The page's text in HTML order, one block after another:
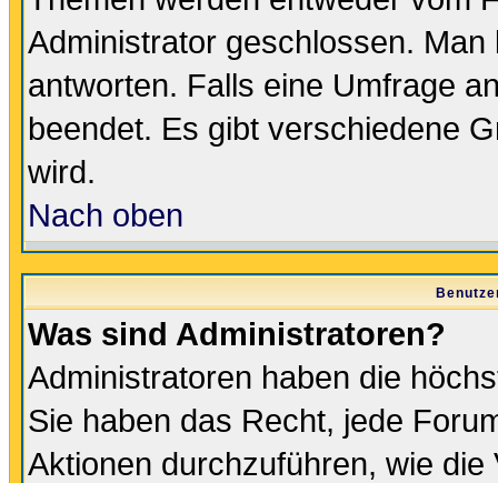
Administrator geschlossen.
antworten. Falls eine Umfrage
beendet. Es gibt verschiedene
wird.
Nach oben
Was sind Administratoren?
Administratoren haben die
Sie haben das Recht, jede
Aktionen durchzuführen, wie